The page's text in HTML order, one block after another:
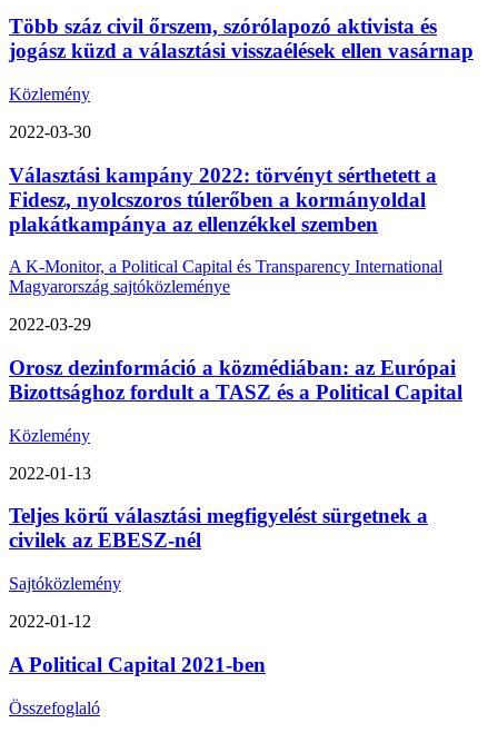
Több száz civil őrszem, szórólapozó aktivista és
jogász küzd a választási visszaélések ellen vasárnap
Közlemény
2022-03-30
Választási kampány 2022: törvényt sérthetett a
Fidesz, nyolcszoros túlerőben a kormányoldal
plakátkampánya az ellenzékkel szemben
A K-Monitor, a Political Capital és Transparency International
Magyarország sajtóközleménye
2022-03-29
Orosz dezinformáció a közmédiában: az Európai
Bizottsághoz fordult a TASZ és a Political Capital
Közlemény
2022-01-13
Teljes körű választási megfigyelést sürgetnek a
civilek az EBESZ-nél
Sajtóközlemény
2022-01-12
A Political Capital 2021-ben
Összefoglaló